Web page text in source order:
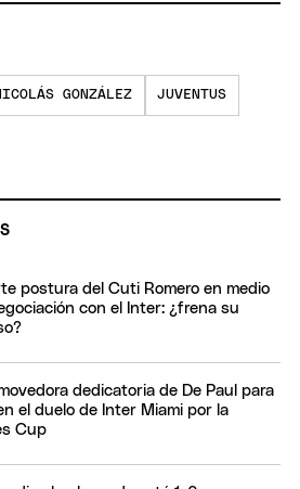
GONZÁLEZ JUVENTUS
postura del Cuti Romero en medio
con el Inter: ¿frena su
dedicatoria de De Paul para
el duelo de Inter Miami por la
Cup